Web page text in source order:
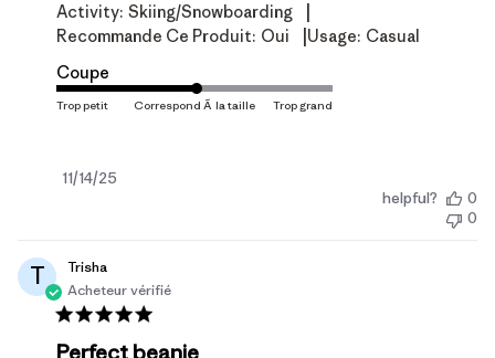
Activity: Skiing/Snowboarding
Recommande Ce Produit: Oui Usage: Casual
Coupe
Date
11/14/25
helpful?
0
0
T
Trisha
Acheteur vérifié
Perfect beanie